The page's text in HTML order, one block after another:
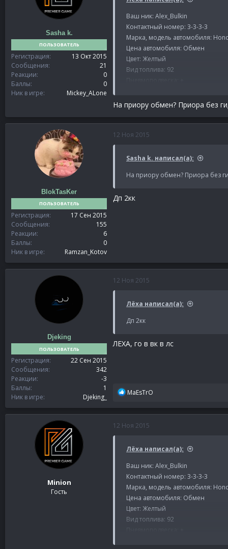
Sasha k.
ПОЛЬЗОВАТЕЛЬ
Регистрация
13 Окт 2015
Сообщения
21
Реакции
0
Баллы
0
Ник в игре
Mickey_ALone
Ваш ник: Alex_Bulkin
Контактный номер: 3-3-3-3
Марка, модель автомобиля:
Цена автомобиля: Обмен
Цвет: Желтый
Вид топлива: 92
Неоновая подсветка: +
Спойлер:/pts
На приору обмен? Приора без
BlokTasKer
ПОЛЬЗОВАТЕЛЬ
Регистрация
17 Сен 2015
Сообщения
155
Реакции
6
Баллы
0
Ник в игре
Ramzan_Kotov
12 Ноя 2015
Sasha k. написал(а):
На приору обмен? Приора без
Дп 2кк
Djeking
ПОЛЬЗОВАТЕЛЬ
Регистрация
22 Сен 2015
Сообщения
342
Реакции
-3
Баллы
1
Ник в игре
Djeking_
12 Ноя 2015
Лёха написал(а):
Дп 2кк
ЛЕХА, го в вк в лс
Р
а
ц
и
MaEsTrO
Minion
Гость
12 Ноя 2015
Лёха написал(а):
Ваш ник: Alex_Bulkin
Контактный номер: 3-3-3-3
Марка, модель автомобиля:
Цена автомобиля: Обмен
Цвет: Желтый
Вид топлива: 92